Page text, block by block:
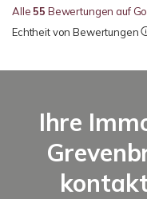
Alle 55 Bewertungen auf
Echtheit von Bewertungen
Ihre